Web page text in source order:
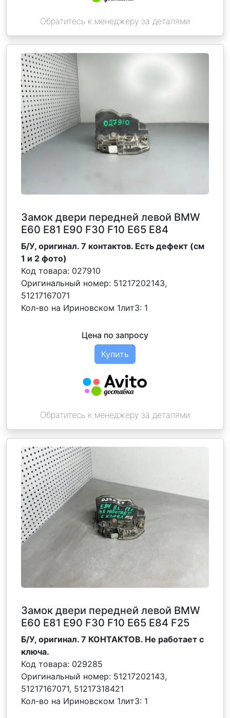
Обратитесь к менеджеру за деталями
Замок двери передней левой BMW
Е60 Е81 Е90 F30 F10 Е65 E84
Б/У, оригинал. 7 контактов. Есть дефект (см
1 и 2 фото)
Код товара: 027910
Оригинальный номер: 51217202143,
51217167071
Кол-во на Ириновском 1лит3: 1
Цена по запросу
Купить
Обратитесь к менеджеру за деталями
Замок двери передней левой BMW
Е60 Е81 Е90 F30 F10 Е65 E84 F25
Б/У, оригинал. 7 КОНТАКТОВ. Не работает с
ключа.
Код товара: 029285
Оригинальный номер: 51217202143,
51217167071, 51217318421
Кол-во на Ириновском 1лит3: 1